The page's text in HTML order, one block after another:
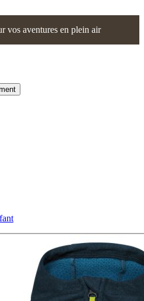
vos aventures en plein air